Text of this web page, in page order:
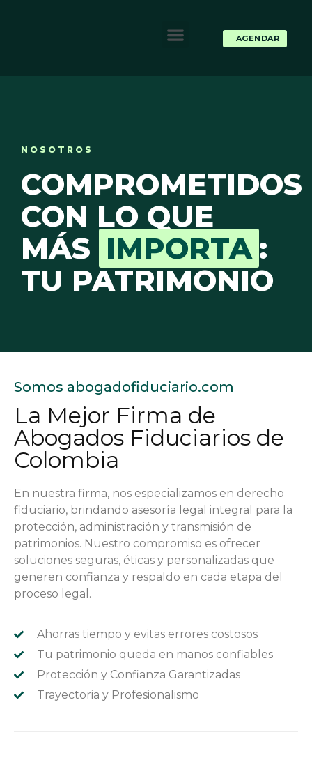
NOSOTROS
COMPROMETIDOS
CON LO QUE
MÁS IMPORTA :
TU PATRIMONIO
Somos abogadofiduciario.com
La Mejor Firma de
Abogados Fiduciarios de
Colombia
En nuestra firma, nos especializamos en derecho
fiduciario, brindando asesoría legal integral para la
protección, administración y transmisión de
patrimonios. Nuestro compromiso es ofrecer
soluciones seguras, éticas y personalizadas que
generen confianza y respaldo en cada etapa del
proceso legal.
Ahorras tiempo y evitas errores costosos
Tu patrimonio queda en manos confiables
Protección y Confianza Garantizadas
Trayectoria y Profesionalismo